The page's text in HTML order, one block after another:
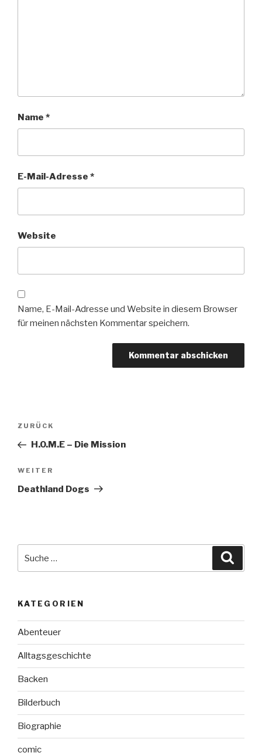
Name *
E-Mail-Adresse *
Website
Name, E-Mail-Adresse und Website in diesem Browser
für meinen nächsten Kommentar speichern.
Beitragsnavigation
Vorheriger
Beitrag
ZURÜCK
H.O.M.E – Die Mission
Nächster
Beitrag
WEITER
Deathland Dogs
nach:
KATEGORIEN
Abenteuer
Alltagsgeschichte
Backen
Bilderbuch
Biographie
comic